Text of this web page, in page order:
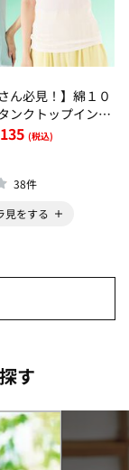
ん必見！】綿１０
ンクトップインナ
ボ＞(税込)
38件
見をする
す